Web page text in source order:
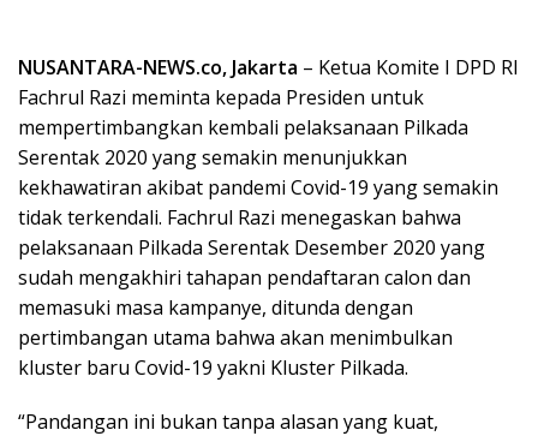
NUSANTARA-NEWS.co, Jakarta – Ketua Komite I DPD RI
Fachrul Razi meminta kepada Presiden untuk
mempertimbangkan kembali pelaksanaan Pilkada
Serentak 2020 yang semakin menunjukkan
kekhawatiran akibat pandemi Covid-19 yang semakin
tidak terkendali. Fachrul Razi menegaskan bahwa
pelaksanaan Pilkada Serentak Desember 2020 yang
sudah mengakhiri tahapan pendaftaran calon dan
memasuki masa kampanye, ditunda dengan
pertimbangan utama bahwa akan menimbulkan
kluster baru Covid-19 yakni Kluster Pilkada.
“Pandangan ini bukan tanpa alasan yang kuat,